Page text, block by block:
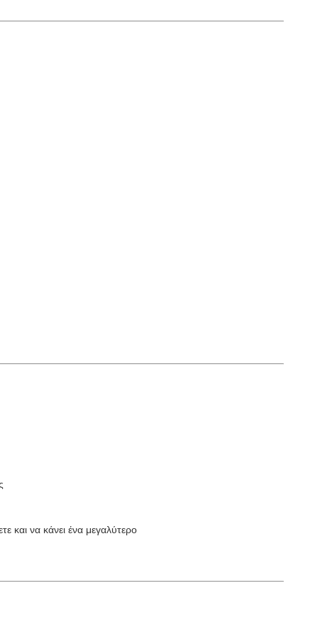
και να κάνει ένα μεγαλύτερο